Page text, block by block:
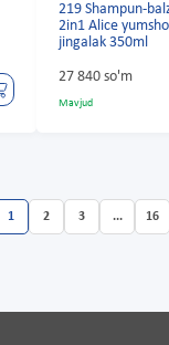
219 Shampun-
2in1 Alice
jingalak 350ml
27 840 so'm
Mavjud
1 2 3 ... 16